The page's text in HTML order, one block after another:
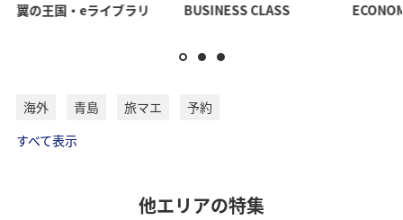
翼の王国・eライブラリ BUSINESS CLASS
海外 青島 旅マエ
予約
すべて表示
他エリアの特集